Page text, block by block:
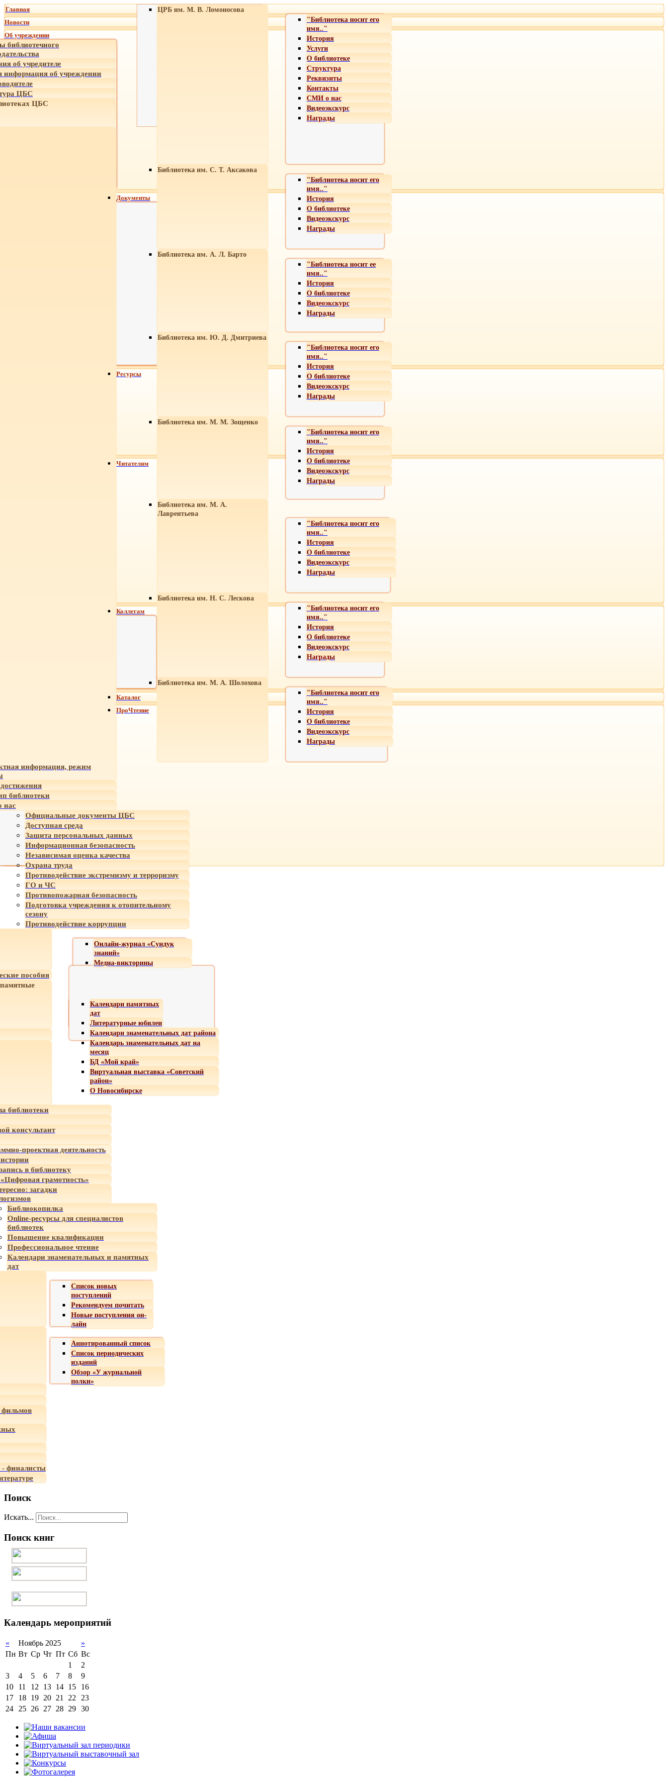
Главная
Новости
Об учреждении
библиотечного
об учредителе
об учреждении
ЦБС
ЦБС
ЦРБ им. М. В. Ломоносова
"Библиотека носит его
имя.."
История
Услуги
О библиотеке
Структура
Реквизиты
Контакты
СМИ о нас
Видеоэкскурс
Награды
Библиотека им. С. Т. Аксакова
"Библиотека носит его
имя.."
История
О библиотеке
Видеоэкскурс
Награды
Библиотека им. А. Л. Барто
"Библиотека носит ее
имя.."
История
О библиотеке
Видеоэкскурс
Награды
Библиотека им. Ю. Д. Дмитриева
"Библиотека носит его
имя.."
История
О библиотеке
Видеоэкскурс
Награды
Библиотека им. М. М. Зощенко
"Библиотека носит его
имя.."
История
О библиотеке
Видеоэкскурс
Награды
Библиотека им. М. А.
Лаврентьева
"Библиотека носит его
имя.."
История
О библиотеке
Видеоэкскурс
Награды
Библиотека им. Н. С. Лескова
"Библиотека носит его
имя.."
История
О библиотеке
Видеоэкскурс
Награды
Библиотека им. М. А. Шолохова
"Библиотека носит его
имя.."
История
О библиотеке
Видеоэкскурс
Награды
информация, режим
библиотеки
нас
Документы
Официальные документы ЦБС
Доступная среда
Защита персональных данных
Информационная безопасность
Независимая оценка качества
Охрана труда
Противодействие экстремизму и терроризму
ГО и ЧС
Противопожарная безопасность
Подготовка учреждения к отопительному
сезону
Противодействие коррупции
Ресурсы
Онлайн-журнал «Сундук
знаний»
Медиа-викторины
пособия
Календари памятных
дат
Литературные юбилеи
Календари знаменательных дат района
Календарь знаменательных дат на
месяц
БД «Мой край»
Виртуальная выставка «Советский
район»
О Новосибирске
Читателям
библиотеки
консультант
проектная деятельность
в библиотеку
грамотность»
загадки
Коллегам
Библиокопилка
Online-ресурсы для специалистов
библиотек
Повышение квалификации
Профессиональное чтение
Календари знаменательных и памятных
дат
Каталог
ПроЧтение
Список новых
поступлений
Рекомендуем почитать
Новые поступления он-
лайн
Аннотированный список
Список периодических
изданий
Обзор «У журнальной
полки»
- финалисты
Поиск
Искать...
Поиск книг
Календарь мероприятий
« Ноябрь 2025
»
Пн Вт Ср Чт Пт Сб Вс
1
2
3
4 5 6 7 8
9
10
11 12 13 14 15
16
17
18 19 20 21 22
23
24
25 26 27 28 29 30